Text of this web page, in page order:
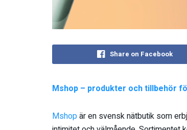
Share on Facebook
Mshop – produkter och tillbehör
Mshopär en svensk nätbutik som